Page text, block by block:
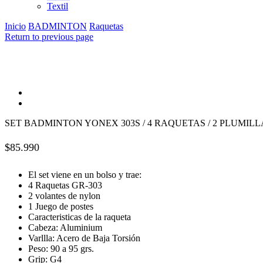
Textil
Inicio BADMINTON Raquetas
Return to previous page
SET BADMINTON YONEX 303S / 4 RAQUETAS / 2
$85.990
El set viene en un bolso y trae:
4 Raquetas GR-303
2 volantes de nylon
1 Juego de postes
Caracteristicas de la raqueta
Cabeza: Aluminium
Varllla: Acero de Baja Torsión
Peso: 90 a 95 grs.
Grip: G4